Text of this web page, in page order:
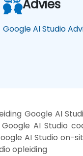
Advies
Google AI Studio
Google AI
AI Studio
AI Studio on-
opleiding